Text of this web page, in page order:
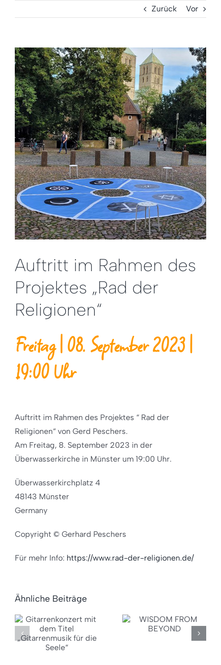
Zurück Vor
Zeige
grösseres
Bild
Auftritt im Rahmen des
Projektes „Rad der
Religionen“
Freitag | 08. September 2023 |
19:00 Uhr
Auftritt im Rahmen des Projektes “ Rad der
Religionen“ von Gerd Peschers.
Am Freitag, 8. September 2023 in der
Überwasserkirche in Münster um 19:00 Uhr.
Überwasserkirchplatz 4
48143 Münster
Germany
Copyright © Gerhard Peschers
Für mehr Info: https://www.rad-der-religionen.de/
Ähnliche Beiträge
WISDOM
FROM
BEYOND
auf